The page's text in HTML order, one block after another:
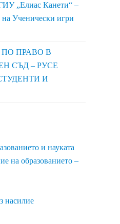
„Елиас Канети“ –
Ученически игри
ПРАВО В
СЪД – РУСЕ
И
и науката
на образованието –
насилие